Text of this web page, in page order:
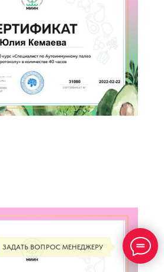
ЗАДАТЬ ВОПРОС МЕНЕДЖЕРУ